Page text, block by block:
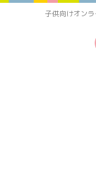
子供向けオン